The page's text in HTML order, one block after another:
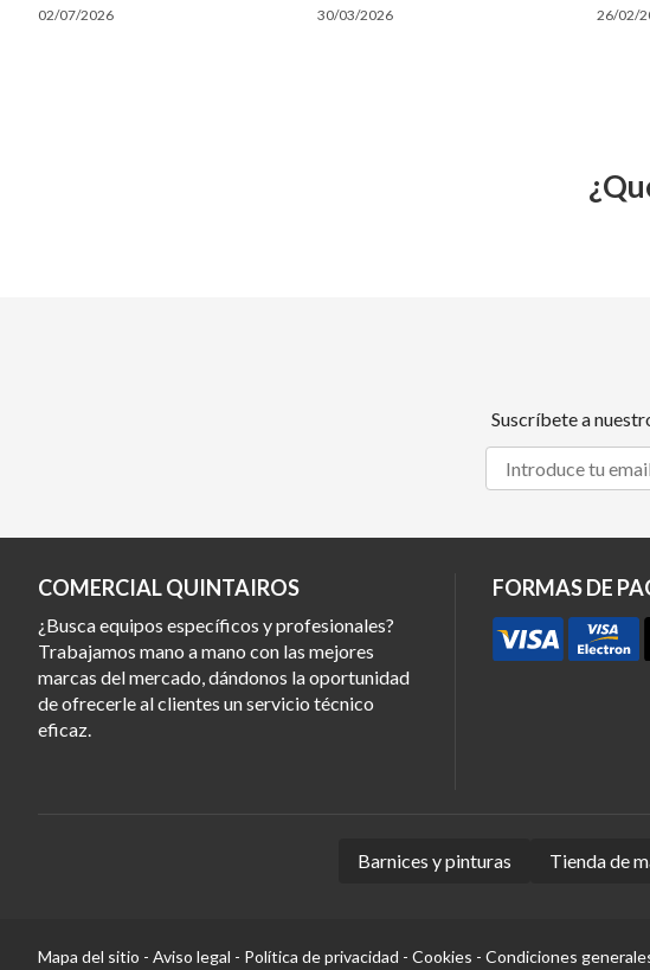
02/07/2026 30/03/2026 26/02/
Suscríbete a
COMERCIAL QUINTAIROS
¿Busca equipos específicos y profesionales?
Trabajamos mano a mano con las mejores
marcas del mercado, dándonos la oportunidad
de ofrecerle al clientes un servicio técnico
eficaz.
FORMAS DE
Barnices y pinturas Tienda de
Mapa del sitio - Aviso legal - Política de privacidad - Cookies - Condiciones